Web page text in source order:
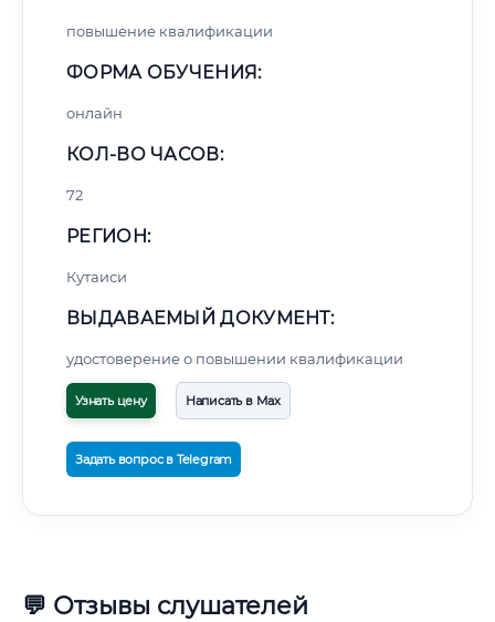
повышение квалификации
ФОРМА ОБУЧЕНИЯ:
онлайн
КОЛ-ВО ЧАСОВ:
72
РЕГИОН:
Кутаиси
ВЫДАВАЕМЫЙ ДОКУМЕНТ:
удостоверение о повышении квалификации
Узнать цену Написать в Max
Задать вопрос в Telegram
💬 Отзывы слушателей